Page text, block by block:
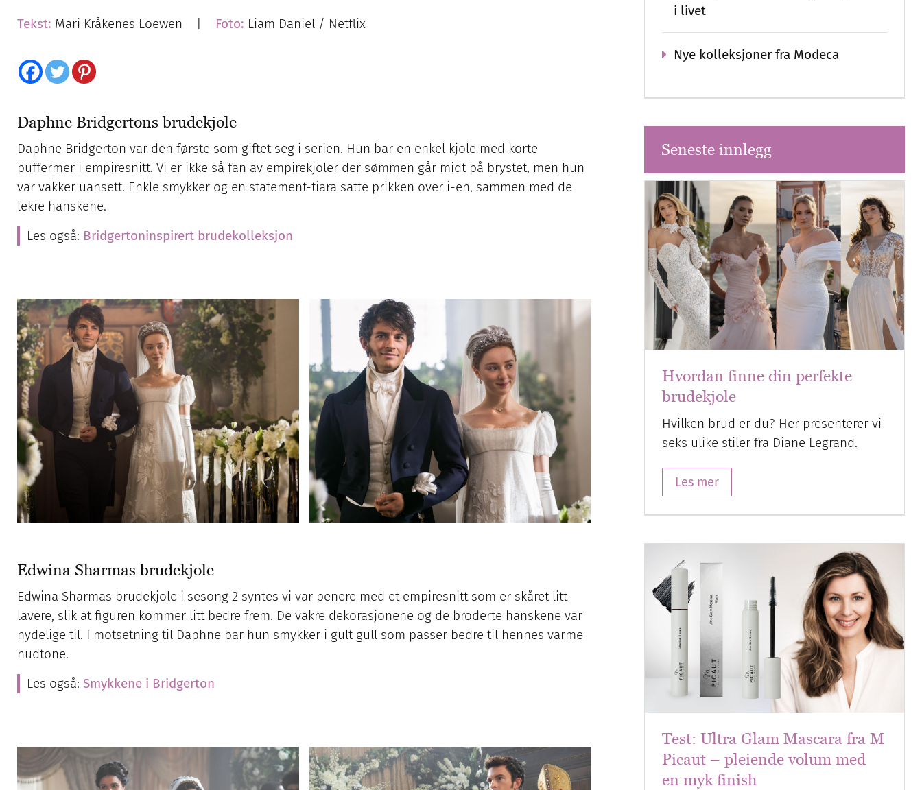
Tekst: Mari Kråkenes Loewen | Foto: Liam Daniel / Netflix
Daphne Bridgertons brudekjole
Daphne Bridgerton var den første som giftet seg i serien. Hun bar en enkel kjole med korte
puffermer i empiresnitt. Vi er ikke så fan av empirekjoler der sømmen går midt på brystet, men hun
var vakker uansett. Enkle smykker og en statement-tiara satte prikken over i-en, sammen med de
lekre hanskene.
Les også: Bridgertoninspirert brudekolleksjon
Edwina Sharmas brudekjole
Edwina Sharmas brudekjole i sesong 2 syntes vi var penere med et empiresnitt som er skåret litt
lavere, slik at figuren kommer litt bedre frem. De vakre dekorasjonene og de broderte hanskene var
nydelige til. I motsetning til Daphne bar hun smykker i gult gull som passer bedre til hennes varme
hudtone.
Les også: Smykkene i Bridgerton
i livet
Nye kolleksjoner fra Modeca
Seneste innlegg
Hvordan finne din perfekte
brudekjole
Hvilken brud er du? Her presenterer vi
seks ulike stiler fra Diane Legrand.
Les mer
Test: Ultra Glam Mascara fra M
Picaut – pleiende volum med
en myk finish